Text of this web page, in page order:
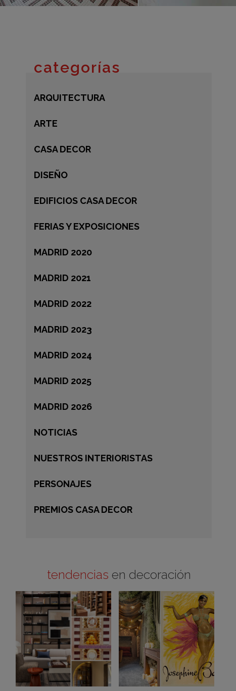
madrid 2012
otras ediciones
categorías
ARQUITECTURA
ARTE
CASA DECOR
DISEÑO
EDIFICIOS CASA DECOR
FERIAS Y EXPOSICIONES
MADRID 2020
MADRID 2021
MADRID 2022
MADRID 2023
MADRID 2024
MADRID 2025
MADRID 2026
NOTICIAS
NUESTROS INTERIORISTAS
PERSONAJES
PREMIOS CASA DECOR
tendencias en decoración